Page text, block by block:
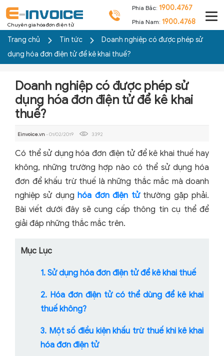
Chuyên gia hóa đơn điện tử
Phía Bắc: 1900.4767
Phía Nam: 1900.4768
Trang chủ Tin tức
Doanh nghiệp có được phép sử
dụng hóa đơn điện tử để kê khai thuế?
Doanh nghiệp có được phép sử
dụng hóa đơn điện tử để kê khai
thuế?
Einvoice.vn- 01/02/2019 3392
Có thể sử dụng hóa đơn điện tử để kê khai thuế hay
không, những trường hợp nào có thể sử dụng hóa
đơn để khấu trừ thuế là những thắc mắc mà doanh
nghiệp sử dụnghóa đơn điện tửthường gặp phải.
Bài viết dưới đây sẽ cung cấp thông tin cụ thể để
giải đáp những thắc mắc trên.
Mục Lục
1. Sử dụng hóa đơn điện tử để kê khai thuế
2. Hóa đơn điện tử có thể dùng để kê khai
thuế không?
3. Một số điều kiện khấu trừ thuế khi kê khai
hóa đơn điện tử